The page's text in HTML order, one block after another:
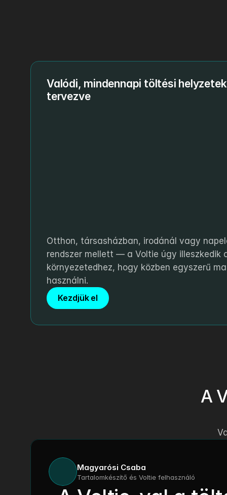
Valódi, mindennapi töltési
tervezve
Otthon, társasházban, irodánál vagy
rendszer mellett — a Voltie úgy illeszkedik
környezetedhez, hogy közben egyszerű
használni.
Kezdjük el
A
Magyarósi Csaba
Tartalomkészítő és Voltie felhasználó